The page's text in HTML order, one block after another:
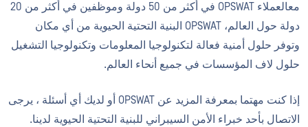
معالعملاء OPSWAT في أكثر من 50 دولة وموظفين في أكثر من 20
دولة حول العالم، OPSWAT البنية التحتية الحيوية من أي مكان
وتوفر حلول أمنية فعالة لتكنولوجيا المعلومات وتكنولوجيا التشغيل
حلول لاف المؤسسات في جميع أنحاء العالم.
إذا كنت مهتما بمعرفة المزيد عن OPSWAT أو لديك أي أسئلة ، يرجى
الاتصال بأحد خبراء الأمن السيبراني للبنية التحتية الحيوية لدينا.